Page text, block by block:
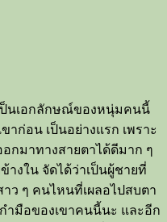
อกลักษณ์ของหนุ่มคนนี้
าก่อน เป็นอย่างแรก เพราะ
กมาทางสายตาได้ดีมาก ๆ
งใน จัดได้ว่าเป็นผู้ชายที่
ว ๆ คนไหนที่เผลอไปสบตา
ำมือของเขาคนนี้นะ และอีก